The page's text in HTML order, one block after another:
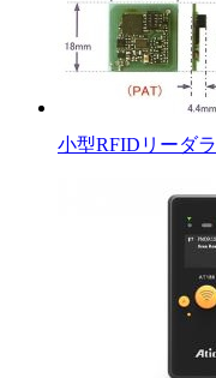
小型RFIDリーダ